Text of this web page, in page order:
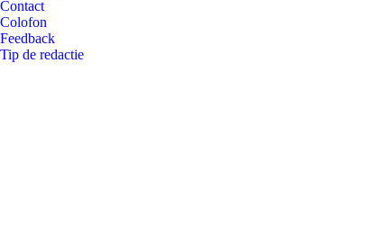
Contact
Colofon
Feedback
Tip de redactie